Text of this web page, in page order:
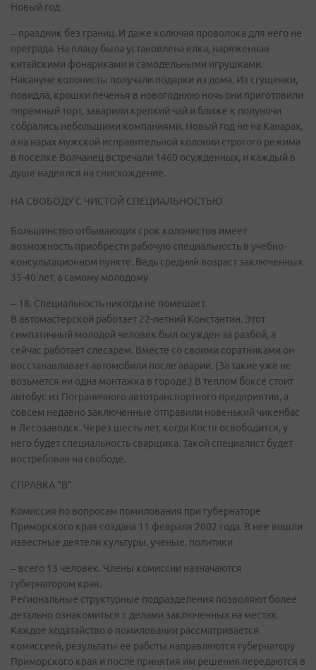
Новый год
– праздник без границ. И даже колючая проволока для него не
преграда. На плацу была установлена елка, наряженная
китайскими фонариками и самодельными игрушками.
Накануне колонисты получали подарки из дома. Из сгущенки,
повидла, крошки печенья в новогоднюю ночь они приготовили
тюремный торт, заварили крепкий чай и ближе к полуночи
собрались небольшими компаниями. Новый год не на Канарах,
а на нарах мужской исправительной колонии строгого режима
в поселке Волчанец встречали 1460 осужденных, и каждый в
душе надеялся на снисхождение.
НА СВОБОДУ С ЧИСТОЙ СПЕЦИАЛЬНОСТЬЮ
Большинство отбывающих срок колонистов имеет
возможность приобрести рабочую специальность в учебно-
консультационном пункте. Ведь средний возраст заключенных
35-40 лет, а самому молодому
– 18. Специальность никогда не помешает.
В автомастерской работает 22-летний Константин. Этот
симпатичный молодой человек был осужден за разбой, а
сейчас работает слесарем. Вместе со своими соратниками он
восстанавливает автомобили после аварии. (За такие уже не
возьмется ни одна монтажка в городе.) В теплом боксе стоит
автобус из Пограничного автотранспортного предприятия, а
совсем недавно заключенные отправили новенький чикенбас
в Лесозаводск. Через шесть лет, когда Костя освободится, у
него будет специальность сварщика. Такой специалист будет
востребован на свободе.
СПРАВКА "В"
Комиссия по вопросам помилования при губернаторе
Приморского края создана 11 февраля 2002 года. В нее вошли
известные деятели культуры, ученые, политики
– всего 13 человек. Члены комиссии назначаются
губернатором края.
Региональные структурные подразделения позволяют более
детально ознакомиться с делами заключенных на местах.
Каждое ходатайство о помиловании рассматривается
комиссией, результаты ее работы направляются губернатору
Приморского края и после принятия им решения передаются в